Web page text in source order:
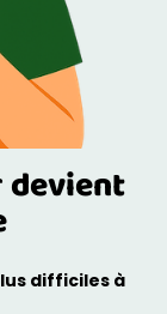
devient
difficiles à